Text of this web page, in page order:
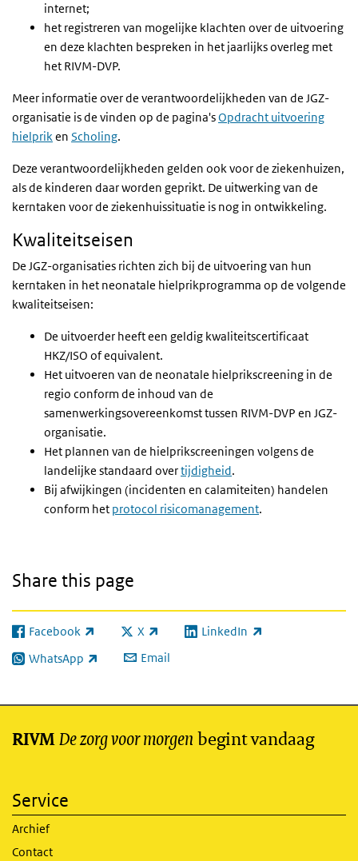
internet;
het registreren van mogelijke klachten over de uitvoering
en deze klachten bespreken in het jaarlijks overleg met
het RIVM-DVP.
Meer informatie over de verantwoordelijkheden van de JGZ-
organisatie is de vinden op de pagina'sOpdracht uitvoering
hielpriken Scholing.
Deze verantwoordelijkheden gelden ook voor de ziekenhuizen,
als de kinderen daar worden geprikt. De uitwerking van de
kerntaken voor de ziekenhuissituatie is nog in ontwikkeling.
Kwaliteitseisen
De JGZ-organisaties richten zich bij de uitvoering van hun
kerntaken in het neonatale hielprikprogramma op de volgende
kwaliteitseisen:
De uitvoerder heeft een geldig kwaliteitscertificaat
HKZ/ISO of equivalent.
Het uitvoeren van de neonatale hielprikscreening in de
regio conform de inhoud van de
samenwerkingsovereenkomst tussen RIVM-DVP en JGZ-
organisatie.
Het plannen van de hielprikscreeningen volgens de
landelijke standaard overtijdigheid.
Bij afwijkingen (incidenten en calamiteiten) handelen
conform het protocol risicomanagement.
Share this page
Facebook
(link is external) X
(link is external)LinkedIn
(link is external)
WhatsApp
(link is external) Email
RIVMDe zorg voor morgen begint vandaag
Service
Archief
Contact